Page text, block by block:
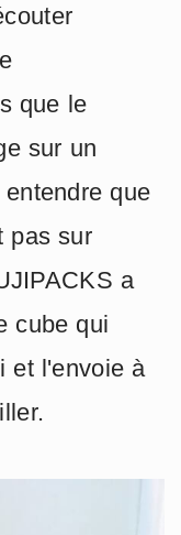
que le
sur un
que
pas sur
a
cube qui
et l'envoie à